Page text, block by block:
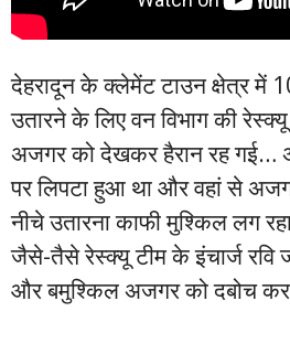
देहरादून के क्लेमेंट टाउन क्षेत्र में
उतारने के लिए वन विभाग की
अजगर को देखकर हैरान रह
पर लिपटा हुआ था और वहां से
नीचे उतारना काफी मुश्किल लग
जैसे-तैसे रेस्क्यू टीम के इंचार्ज रवि
और बमुश्किल अजगर को दबोच कर